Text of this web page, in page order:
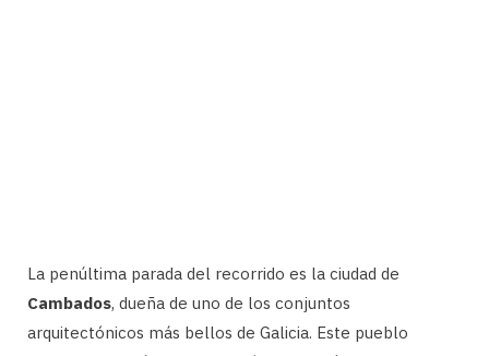
La penúltima parada del recorrido es la ciudad de
Cambados, dueña de uno de los conjuntos
arquitectónicos más bellos de Galicia. Este pueblo